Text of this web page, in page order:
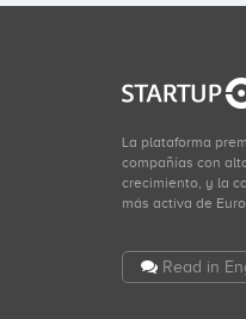
La plataforma
compañías con
crecimiento, y la
más activa de
Read in